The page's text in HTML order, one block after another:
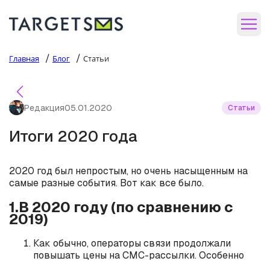
Главная / Блог / Статьи
Редакция05.01.2020 Статьи
Итоги 2020 года
2020 год был непростым, но очень насыщенным на
самые разные события. Вот как все было.
1.В 2020 году (по сравнению с
2019)
Как обычно, операторы связи продолжали
повышать цены на СМС-рассылки. Особенно